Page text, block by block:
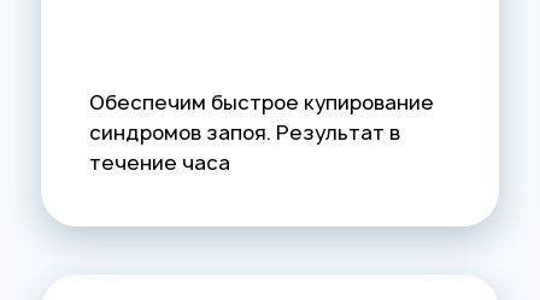
Обеспечим быстрое купирование
синдромов запоя. Результат в
течение часа